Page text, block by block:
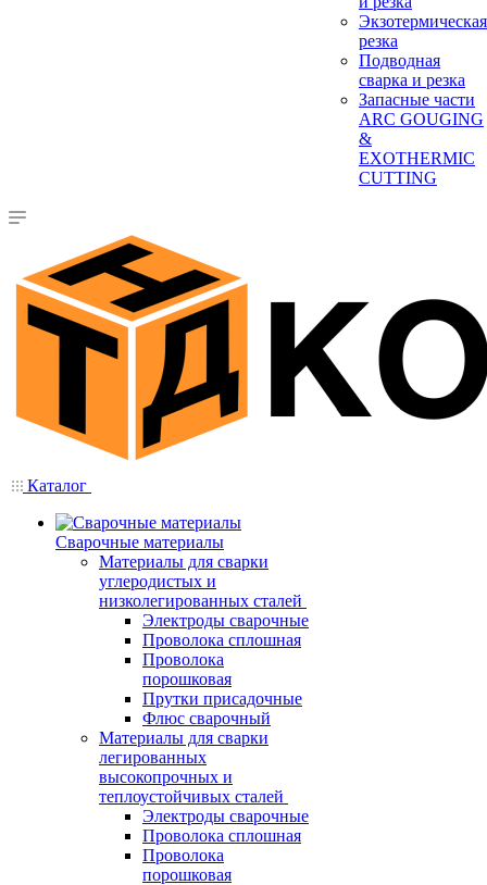
Экзотермическая
резка
Подводная
сварка и резка
Запасные части
ARC GOUGING
&
EXOTHERMIC
CUTTING
Каталог
Сварочные материалы
Материалы для сварки
углеродистых и
низколегированных сталей
Электроды сварочные
Проволока сплошная
Проволока
порошковая
Прутки присадочные
Флюс сварочный
Материалы для сварки
легированных
высокопрочных и
теплоустойчивых сталей
Электроды сварочные
Проволока сплошная
Проволока
порошковая